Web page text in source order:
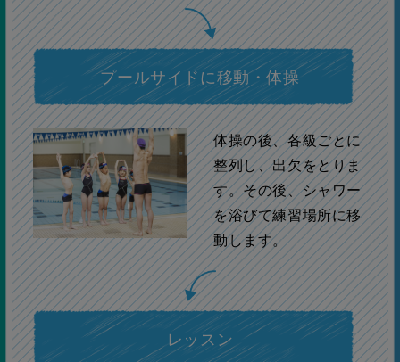
プールサイドに移動・体操
体操の後、各級ごとに
整列し、出欠をとりま
す。その後、シャワー
を浴びて練習場所に移
動します。
レッスン